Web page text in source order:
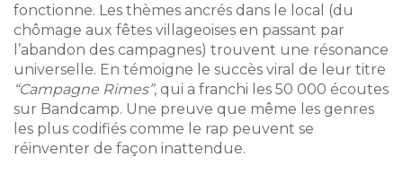
fonctionne. Les thèmes ancrés dans le local (du
chômage aux fêtes villageoises en passant par
l’abandon des campagnes) trouvent une résonance
universelle. En témoigne le succès viral de leur titre
“Campagne Rimes”, qui a franchi les 50 000 écoutes
sur Bandcamp. Une preuve que même les genres
les plus codifiés comme le rap peuvent se
réinventer de façon inattendue.